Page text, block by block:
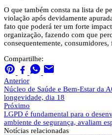
O que também consta na lista de
violação após devidamente
fato que poderá ter um forte
organização, fazendo com que
consequentemente,
Compartilhe:
Anterior
Núcleo de Saúde e Bem-Estar da
longevidade, dia 18
Próximo
LGPD é fundamental para o
ambiente de segurança, avaliam
Notícias relacionadas